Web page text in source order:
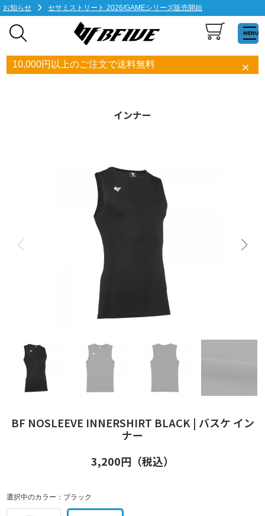
お知らせ セサミストリート 2026/GAMEシリーズ販売開始
MENU
10,000円以上のご注文で送料無料
インナー
BF NOSLEEVE INNERSHIRT BLACK | バスケ イン
ナー
3,200円（税込）
選択中のカラー： ブラック